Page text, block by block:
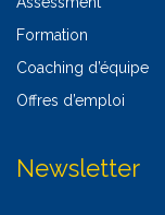
Formation
Coaching d’équipe
Offres d’emploi
Newsletter